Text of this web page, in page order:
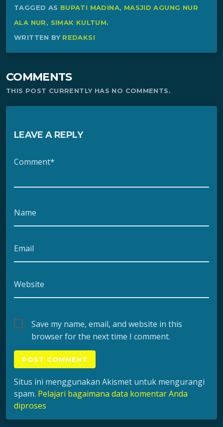
TAGGED AS BUPATI MADINA, MASJID AGUNG NUR
ALA NUR, SIMAK KULTUM.
WRITTEN BY REDAKSI
COMMENTS
THIS POST CURRENTLY HAS NO COMMENTS.
LEAVE A REPLY
Comment*
Name
Email
Website
Save my name, email, and website in this
browser for the next time I comment.
Situs ini menggunakan Akismet untuk mengurangi
spam. Pelajari bagaimana data komentar Anda
diproses